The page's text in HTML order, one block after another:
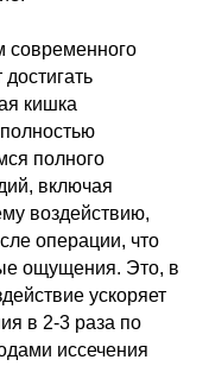
современного
кишка
полного
включая
воздействию,
операции, что
ощущения. Это, в
ускоряет
в 2-3 раза по
иссечения